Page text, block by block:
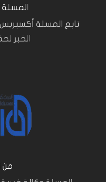
تابع المسلة
الخبر
من